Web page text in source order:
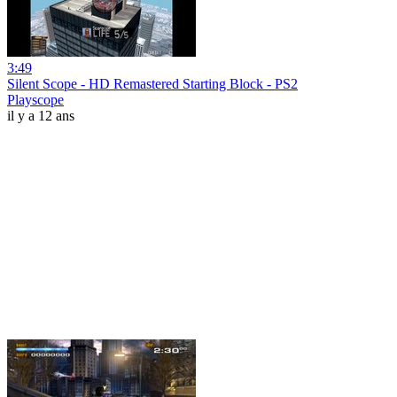
3:49
Silent Scope - HD Remastered Starting Block - PS2
Playscope
il y a 12 ans